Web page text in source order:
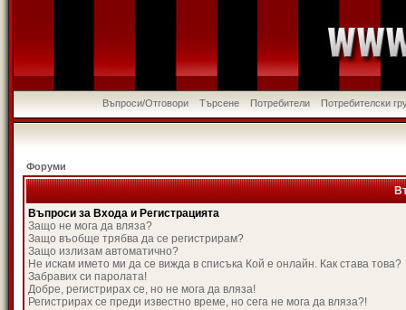
Въпроси/Отговори Търсене Потребители Потребителски
Форуми
Въпроси за Входа и Регистрацията
Защо не мога да вляза?
Защо въобще трябва да се регистрирам?
Защо излизам автоматично?
Не искам името ми да се вижда в списъка Кой е онлайн. Как става това?
Забравих си паролата!
Добре, регистрирах се, но не мога да вляза!
Регистрирах се преди известно време, но сега не мога да вляза?!